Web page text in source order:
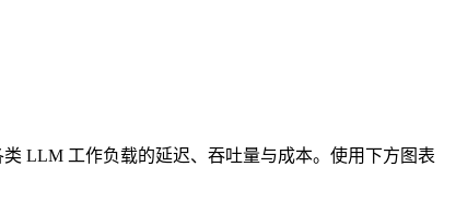
LLM 工作负载的延迟、吞吐量与成本。使用下方图表